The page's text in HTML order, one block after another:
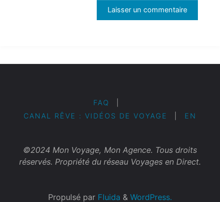
FAQ
CANAL RÊVE : VIDÉOS DE VOYAGE
EN
©2024 Mon Voyage, Mon Agence. Tous droits
réservés. Propriété du réseau Voyages en Direct.
Propulsé par Fluida & WordPress.